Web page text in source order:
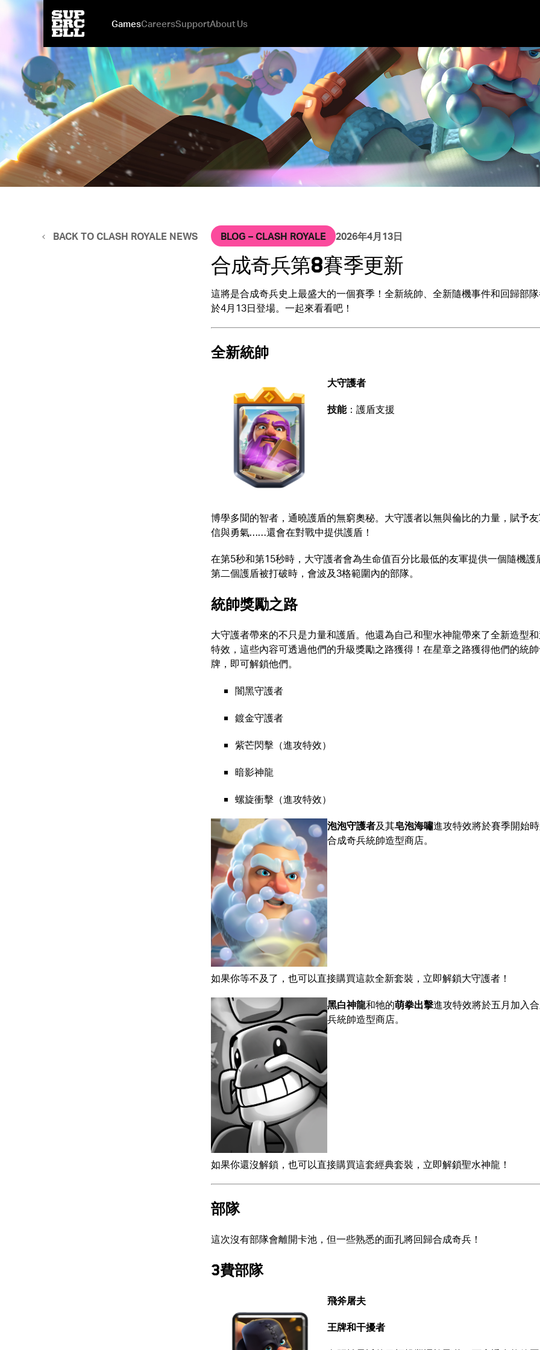
Games
mo.coSquad BustersBrawl StarsClash RoyaleBoom BeachClash of ClansHay Day
Careers
Open PositionsWhy You Might Love It HereOur OfficesJoining SupercellLiving in HelsinkiLiving in LondonLiving in
Support
Be Safe & Play Fair
About Us
NewsNew Games at SupercellInvestmentsIlkka's Long TextsGames FirstSpark
BACK TO CLASH ROYALE NEWS BLOG – CLASH ROYALE 2026年4月13日
合成奇兵第8賽季更新
這將是合成奇兵史上最盛大的一個賽季！全新統帥、全新隨機事件和回歸部
於4月13日登場。一起來看看吧！
全新統帥
大守護者
技能：護盾支援
博學多聞的智者，通曉護盾的無窮奧秘。大守護者以無與倫比的力量，賦予
信與勇氣……還會在對戰中提供護盾！
在第5秒和第15秒時，大守護者會為生命值百分比最低的友軍提供一個隨機護
第二個護盾被打破時，會波及3格範圍內的部隊。
統帥獎勵之路
大守護者帶來的不只是力量和護盾。他還為自己和聖水神龍帶來了全新造型
特效，這些內容可透過他們的升級獎勵之路獲得！在星章之路獲得他們的統
牌，即可解鎖他們。
闇黑守護者
鍍金守護者
紫芒閃擊（進攻特效）
暗影神龍
螺旋衝擊（進攻特效）
泡泡守護者及其皂泡海嘯進攻特效將於賽季開始
合成奇兵統帥造型商店。
如果你等不及了，也可以直接購買這款全新套裝，立即解鎖大守護者！
黑白神龍和牠的萌拳出擊進攻特效將於五月加入
兵統帥造型商店。
如果你還沒解鎖，也可以直接購買這套經典套裝，立即解鎖聖水神龍！
部隊
這次沒有部隊會離開卡池，但一些熟悉的面孔將回歸合成奇兵！
3費部隊
飛斧屠夫
王牌和干擾者